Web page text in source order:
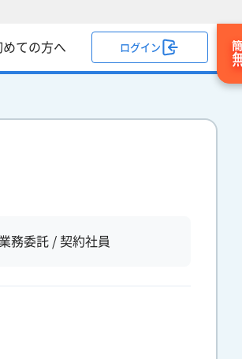
めての方へ ログイン
業務委託 / 契約社員